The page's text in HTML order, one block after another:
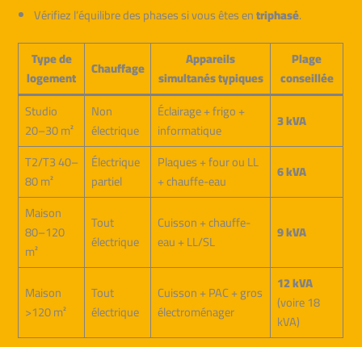
Vérifiez l’équilibre des phases si vous êtes entriphasé.
Type de
logement
Chauffage
Appareils
simultanés typiques
Plage
conseillée
Studio
20–30 m²
Non
électrique
Éclairage + frigo +
informatique
3 kVA
T2/T3 40–
80 m²
Électrique
partiel
Plaques + four ou LL
+ chauffe-eau
6 kVA
Maison
80–120
m²
Tout
électrique
Cuisson + chauffe-
eau + LL/SL
9 kVA
Maison
>120 m²
Tout
électrique
Cuisson + PAC + gros
électroménager
12 kVA
(voire 18
kVA)